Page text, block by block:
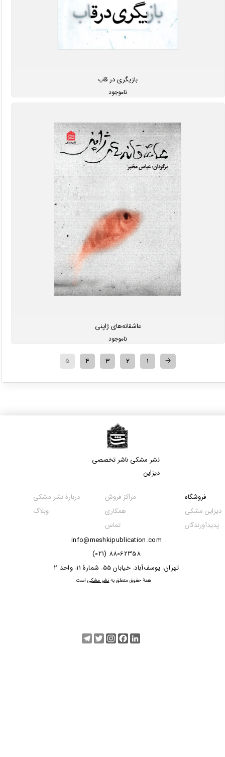
بازیگری در قاب
ناموجود
عاشقانه‌های ژاپنی
ناموجود
🡢 ۱ ۲ ۳ ۴ ۵
نشر مشکی​​​​​​​ ناشر تخصصی
دیزاین
info@meshkipublication.com
88062358 (021)
​​​​​​تهران، یوسف‌آباد، خیابان 55 ، شمارۀ 11 ،واحد 2
مراکز فروش
همکاری
تماس
فروشگاه
دیزاین مشکی
پدیدآورندگان
دربارۀ نشر مشکی
وبلاگ
​همۀ حقوق متعلق به نشر مشکیاست.
Telegram
TwitterInstagramFacebook